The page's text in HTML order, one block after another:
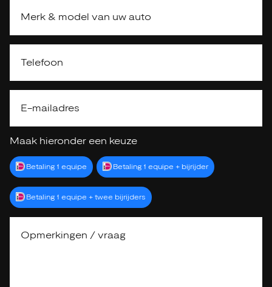
Maak hieronder een keuze
Betaling 1 equipe Betaling 1 equipe + bijrijder
Betaling 1 equipe + twee bijrijders